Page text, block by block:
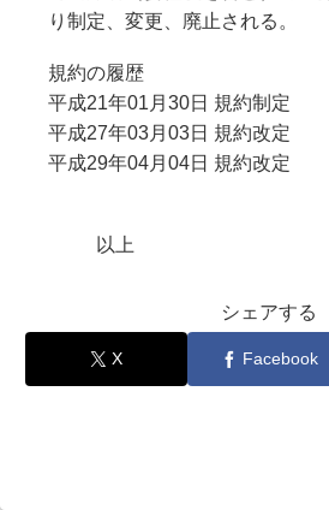
り制定、変更、廃止される。
規約の履歴
平成21年01月30日 規約制定
平成27年03月03日 規約改定
平成29年04月04日 規約改定
以上
シェアする
X Facebook